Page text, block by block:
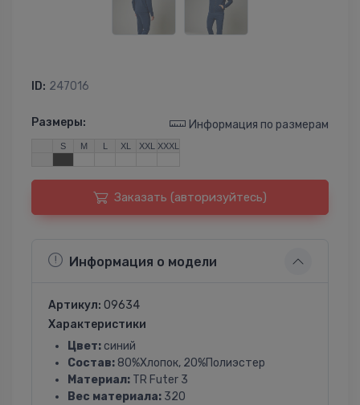
ID: 247016
Размеры: Информация по размерам
S M L XL XXL XXXL
Заказать (авторизуйтесь)
Информация о модели
Артикул: 09634
Характеристики
Цвет: синий
Состав: 80%Хлопок, 20%Полиэстер
Материал: TR Futer 3
Вес материала: 320